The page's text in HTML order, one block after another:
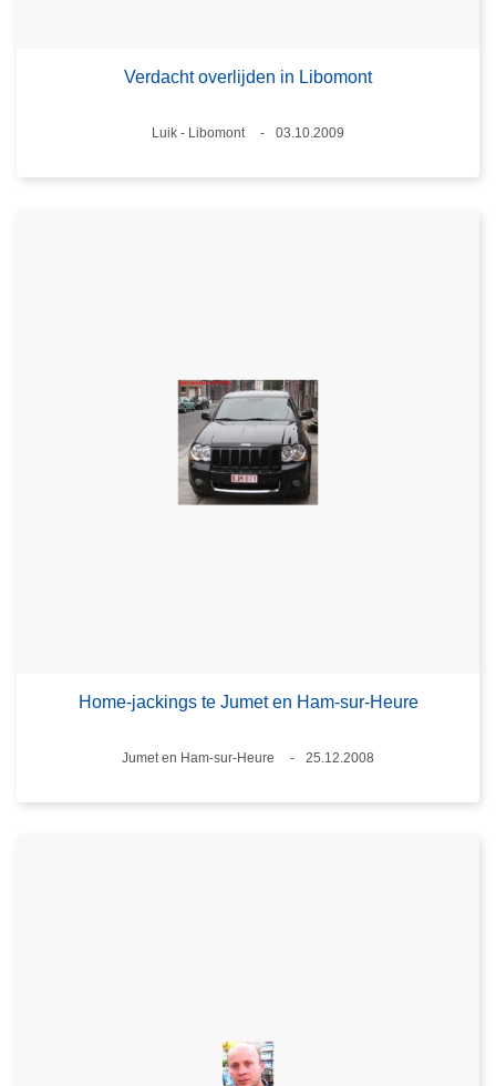
Verdacht overlijden in Libomont
Plaats
Luik - Libomont
03.10.2009
Home-jackings te Jumet en Ham-sur-Heure
Plaats
Jumet en Ham-sur-Heure
25.12.2008